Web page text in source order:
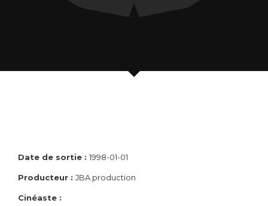
Date de sortie : 1998-01-01
Producteur : JBA production
Cinéaste :